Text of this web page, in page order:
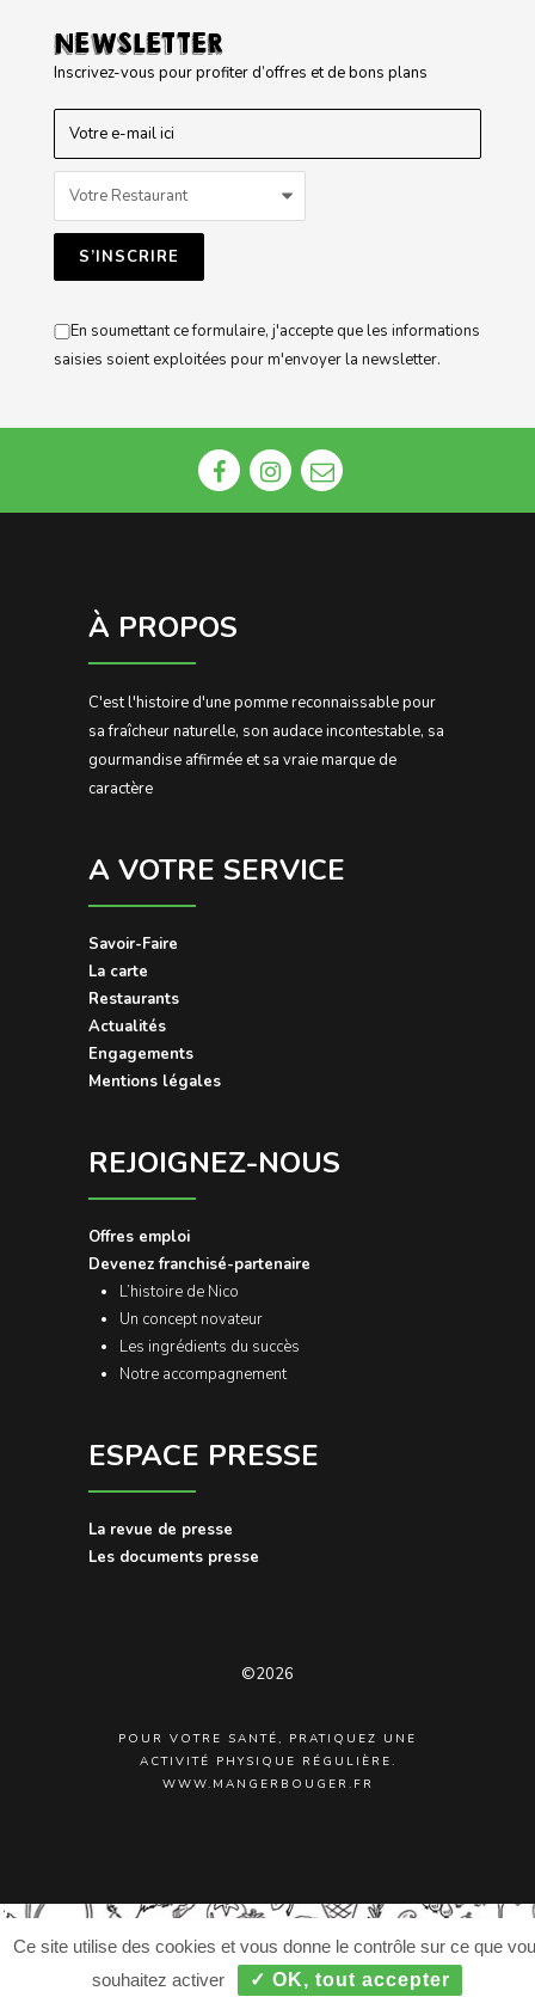
NEWSLETTER
Inscrivez-vous pour profiter d’offres et de bons plans
En soumettant ce formulaire, j'accepte que les informations
saisies soient exploitées pour m'envoyer la newsletter.
À PROPOS
C'est l'histoire d'une pomme reconnaissable pour
sa fraîcheur naturelle, son audace incontestable, sa
gourmandise affirmée et sa vraie marque de
caractère
A VOTRE SERVICE
Savoir-Faire
La carte
Restaurants
Actualités
Engagements
Mentions légales
REJOIGNEZ-NOUS
Offres emploi
Devenez franchisé-partenaire
L’histoire de Nico
Un concept novateur
Les ingrédients du succès
Notre accompagnement
ESPACE PRESSE
La revue de presse
Les documents presse
©2026
POUR VOTRE SANTÉ, PRATIQUEZ UNE
ACTIVITÉ PHYSIQUE RÉGULIÈRE.
WWW.MANGERBOUGER.FR
Ce site utilise des cookies et vous donne le contrôle sur ce que
souhaitez activer
✓ OK, tout accepter